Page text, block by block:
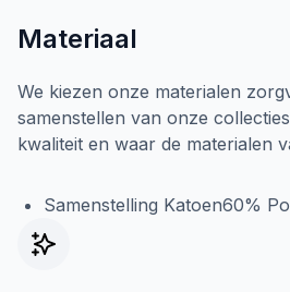
Materiaal
We kiezen onze materialen
samenstellen van onze
kwaliteit en waar de materialen
Samenstelling Katoen60%